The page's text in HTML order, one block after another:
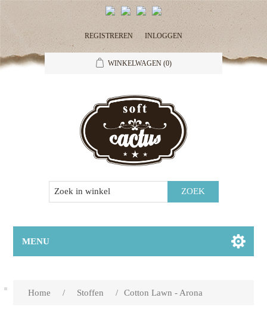
REGISTREREN INLOGGEN
WINKELWAGEN (0)
MENU
Home / Stoffen / Cotton Lawn - Arona